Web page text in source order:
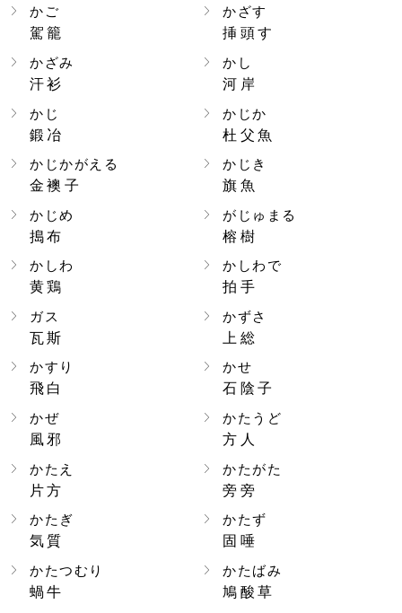
かご
駕籠
かざす
挿頭す
かざみ
汗衫
かし
河岸
かじ
鍛冶
かじか
杜父魚
かじかがえる
金襖子
かじき
旗魚
かじめ
搗布
がじゅまる
榕樹
かしわ
黄鶏
かしわで
拍手
ガス
瓦斯
かずさ
上総
かすり
飛白
かせ
石陰子
かぜ
風邪
かたうど
方人
かたえ
片方
かたがた
旁旁
かたぎ
気質
かたず
固唾
かたつむり
蝸牛
かたばみ
鳩酸草